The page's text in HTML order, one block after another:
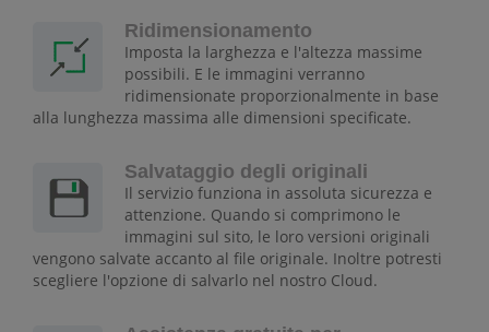
Ridimensionamento
Imposta la larghezza e l'altezza massime
possibili. E le immagini verranno
ridimensionate proporzionalmente in base
alla lunghezza massima alle dimensioni specificate.
Salvataggio degli originali
Il servizio funziona in assoluta sicurezza e
attenzione. Quando si comprimono le
immagini sul sito, le loro versioni originali
vengono salvate accanto al file originale. Inoltre potresti
scegliere l'opzione di salvarlo nel nostro Cloud.